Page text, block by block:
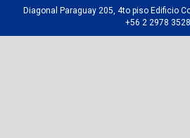
Diagonal Paraguay 205, 4to piso Edificio
+56 2 2978 3528